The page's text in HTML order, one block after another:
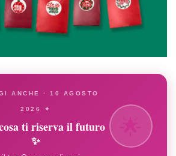
ANCHE · 10 AGOSTO
2026 ✦
ti riserva il futuro
✨